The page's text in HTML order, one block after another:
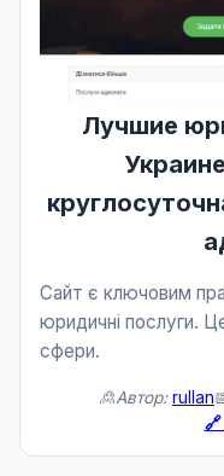
Лучшие
Сайт є ключовим
юридичні послуги.
сфери.
🙎Автор: rullan